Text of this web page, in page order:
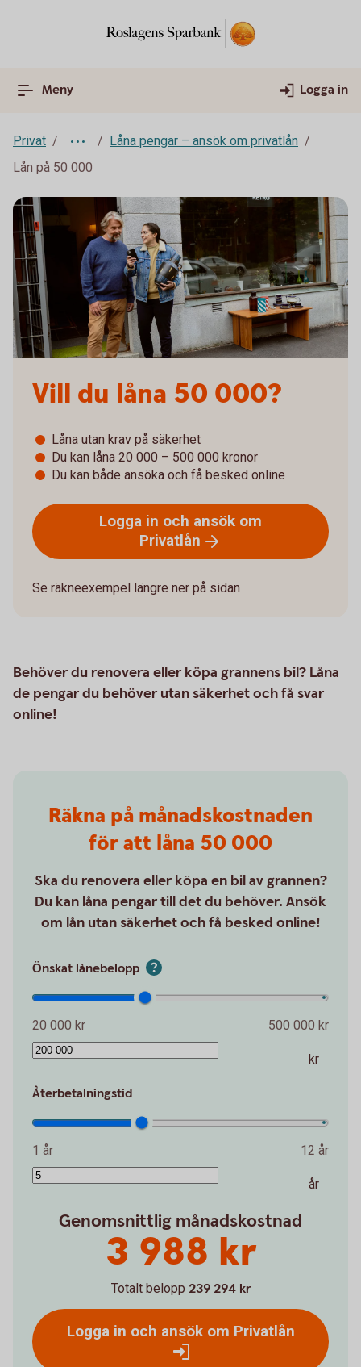
Meny Logga in
Privat
Låna pengar – ansök om privatlån
Lån på 50 000
Vill du låna 50 000?
Låna utan krav på säkerhet
Du kan låna 20 000 – 500 000 kronor
Du kan både ansöka och få besked online
Logga in och ansök om
Privatlån
Se räkneexempel längre ner på sidan
Behöver du renovera eller köpa grannens bil? Låna
de pengar du behöver utan säkerhet och få svar
online!
Räkna på månadskostnaden
för att låna 50 000
Ska du renovera eller köpa en bil av grannen?
Du kan låna pengar till det du behöver. Ansök
om lån utan säkerhet och få besked online!
Önskat lånebelopp
20 000 kr 500 000 kr
kr
Återbetalningstid
1 år 12 år
år
Genomsnittlig månadskostnad
3 988 kr
Totalt belopp 239 294 kr
Logga in och ansök om Privatlån